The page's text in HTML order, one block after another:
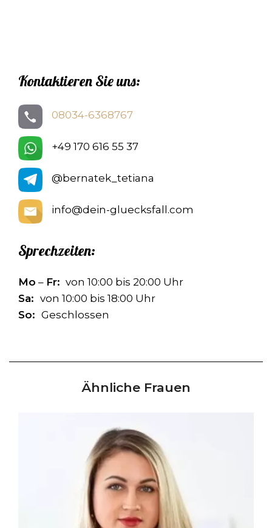
Kontaktieren Sie uns:
08034-6368767
+49 170 616 55 37
@bernatek_tetiana
info@dein-gluecksfall.com
Sprechzeiten:
Mo – Fr: von 10:00 bis 20:00 Uhr
Sa: von 10:00 bis 18:00 Uhr
So: Geschlossen
Ähnliche Frauen